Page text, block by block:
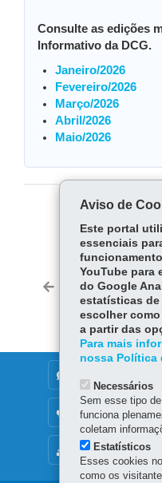
Consulte as edições
Informativo da DCG.
Janeiro/2026
Fevereiro/2026
Março/2026
Abril/2026
Maio/2026
Voltar
MAPA DO SITE
OUVIDORIA
Aviso de
Este portal
essenciais
YouTube para
do Google
estatísticas de
escolher
a partir das
Para mais
nossa Política
Necessários
Sem esse tipo
funciona
coletam
Estatísticos
Esses cookies
como os